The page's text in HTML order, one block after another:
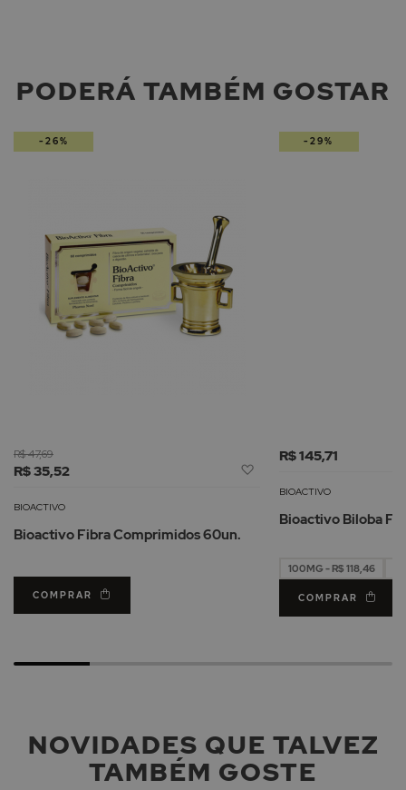
PODERÁ TAMBÉM GOSTAR
R$ 35,52
R$ 47,69
BIOACTIVO
Bioactivo Fibra Comprimidos 60un.
COMPRAR
-26%
R$ 145,71
BIOACTIVO
Bioactivo Biloba
100MG - R$ 118,46
COMPRAR
-29%
NOVIDADES QUE TALVEZ
TAMBÉM GOSTE